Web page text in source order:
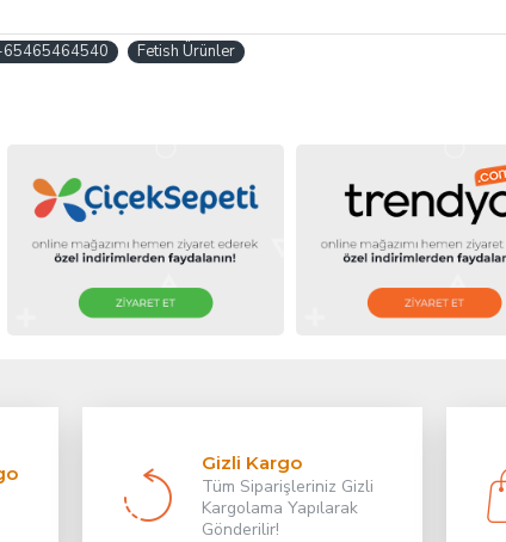
65465464540 Fetish Ürünler
Gizli Kargo
Tüm Siparişleriniz Gizli
Kargolama Yapılarak
Gönderilir!